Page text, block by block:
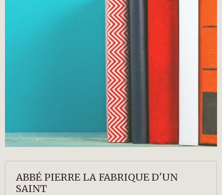
ABBÉ PIERRE LA FABRIQUE D'UN
SAINT